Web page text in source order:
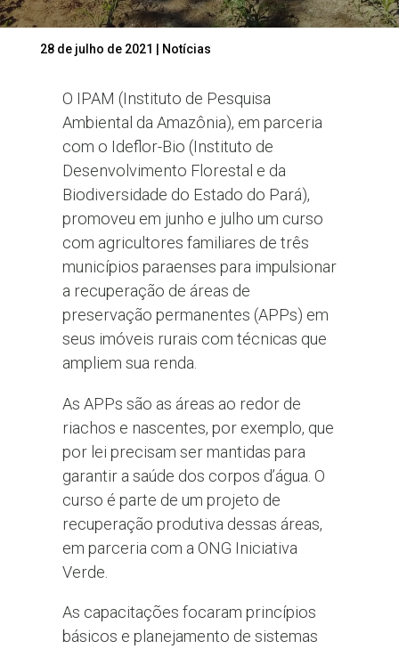
28 de julho de 2021 Notícias
O IPAM (Instituto de Pesquisa
Ambiental da Amazônia), em parceria
com o Ideflor-Bio (Instituto de
Desenvolvimento Florestal e da
Biodiversidade do Estado do Pará),
promoveu em junho e julho um curso
com agricultores familiares de três
municípios paraenses para impulsionar
a recuperação de áreas de
preservação permanentes (APPs) em
seus imóveis rurais com técnicas que
ampliem sua renda.
As APPs são as áreas ao redor de
riachos e nascentes, por exemplo, que
por lei precisam ser mantidas para
garantir a saúde dos corpos d’água. O
curso é parte de um projeto de
recuperação produtiva dessas áreas,
em parceria com a ONG Iniciativa
Verde.
As capacitações focaram princípios
básicos e planejamento de sistemas